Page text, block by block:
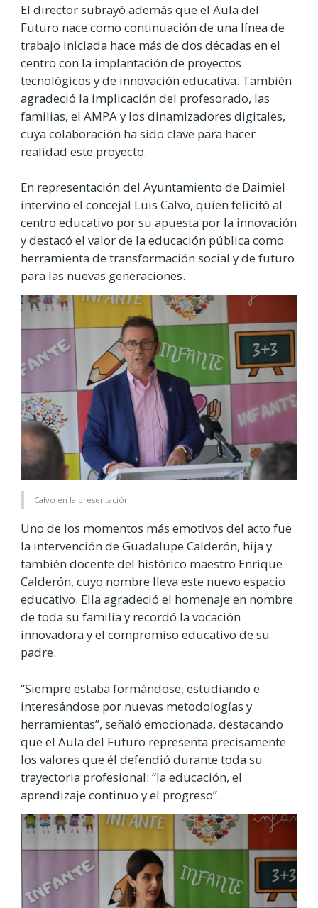
El director subrayó además que el Aula del
Futuro nace como continuación de una línea de
trabajo iniciada hace más de dos décadas en el
centro con la implantación de proyectos
tecnológicos y de innovación educativa. También
agradeció la implicación del profesorado, las
familias, el AMPA y los dinamizadores digitales,
cuya colaboración ha sido clave para hacer
realidad este proyecto.
En representación del Ayuntamiento de Daimiel
intervino el concejal Luis Calvo, quien felicitó al
centro educativo por su apuesta por la innovación
y destacó el valor de la educación pública como
herramienta de transformación social y de futuro
para las nuevas generaciones.
Calvo en la presentación
Uno de los momentos más emotivos del acto fue
la intervención de Guadalupe Calderón, hija y
también docente del histórico maestro Enrique
Calderón, cuyo nombre lleva este nuevo espacio
educativo. Ella agradeció el homenaje en nombre
de toda su familia y recordó la vocación
innovadora y el compromiso educativo de su
padre.
“Siempre estaba formándose, estudiando e
interesándose por nuevas metodologías y
herramientas”, señaló emocionada, destacando
que el Aula del Futuro representa precisamente
los valores que él defendió durante toda su
trayectoria profesional: “la educación, el
aprendizaje continuo y el progreso”.